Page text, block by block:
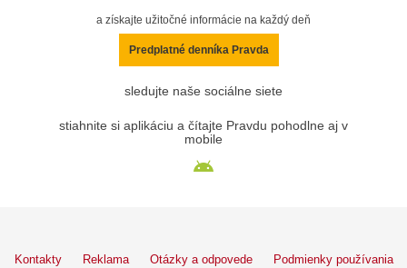
a získajte užitočné informácie na každý deň
Predplatné denníka Pravda
sledujte naše sociálne siete
stiahnite si aplikáciu a čítajte Pravdu pohodlne aj v
mobile
Kontakty Reklama Otázky a odpovede Podmienky používania